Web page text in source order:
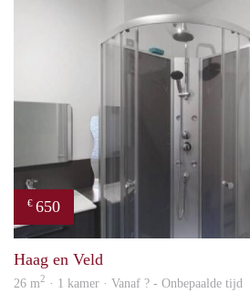
€ 650
Haag en Veld
26 m2 · 1 kamer · Vanaf ? - Onbepaalde tijd